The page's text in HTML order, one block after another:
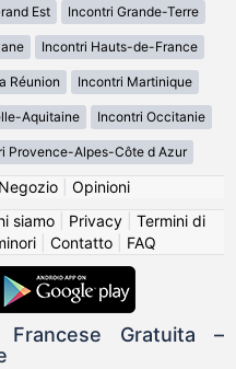
Est Incontri Grande-Terre
Incontri Hauts-de-France
Réunion Incontri Martinique
Aquitaine Incontri Occitanie
Provence-Alpes-Côte d Azur
Negozio| Opinioni
siamo| Privacy| Termini di
| Contatto| FAQ
Gratuita –